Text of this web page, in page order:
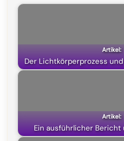
o
k
a
m
Der Lichtkörperprozess
Ein ausführlicher Bericht